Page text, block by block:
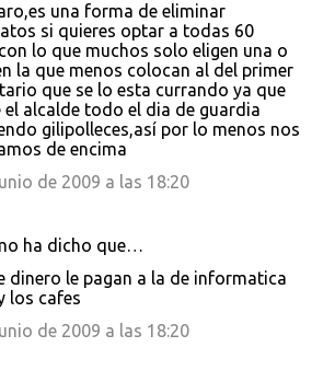
una forma de eliminar
si quieres optar a todas 60
lo que muchos solo eligen una o
la que menos colocan al del primer
que se lo esta currando ya que
el alcalde todo el dia de guardia
gilipolleces,así por lo menos nos
de encima
de 2009 a las 18:20
ha dicho que…
dinero le pagan a la de informatica
los cafes
de 2009 a las 18:20